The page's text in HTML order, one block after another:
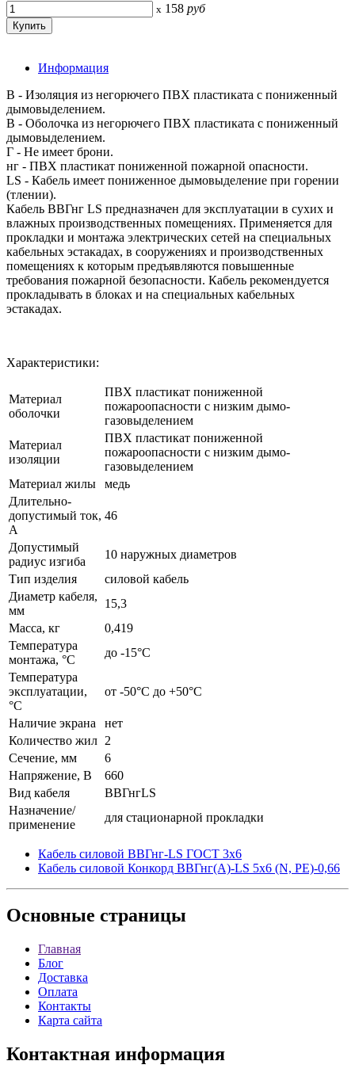
x 158 руб
Информация
В - Изоляция из негорючего ПВХ пластиката с пониженный
дымовыделением.
В - Оболочка из негорючего ПВХ пластиката с пониженный
дымовыделением.
Г - Не имеет брони.
нг - ПВХ пластикат пониженной пожарной опасности.
LS - Кабель имеет пониженное дымовыделение при горении
(тлении).
Кабель ВВГнг LS предназначен для эксплуатации в сухих и
влажных производственных помещениях. Применяется для
прокладки и монтажа электрических сетей на специальных
кабельных эстакадах, в сооружениях и производственных
помещениях к которым предъявляются повышенные
требования пожарной безопасности. Кабель рекомендуется
прокладывать в блоках и на специальных кабельных
эстакадах.
Характеристики:
Материал
оболочки
ПВХ пластикат пониженной
пожароопасности с низким дымо-
газовыделением
Материал
изоляции
ПВХ пластикат пониженной
пожароопасности с низким дымо-
газовыделением
Материал жилы
медь
Длительно-
допустимый ток,
А
46
Допустимый
радиус изгиба
10 наружных диаметров
Тип изделия
силовой кабель
Диаметр кабеля,
мм
15,3
Масса, кг
0,419
Температура
монтажа, °C
до -15°С
Температура
эксплуатации,
°C
от -50°С до +50°С
Наличие экрана
нет
Количество жил 2
Сечение, мм
6
Напряжение, В
660
Вид кабеля
ВВГнгLS
Назначение/
применение
для стационарной прокладки
Кабель силовой ВВГнг-LS ГОСТ 3x6
Кабель силовой Конкорд ВВГнг(A)-LS 5х6 (N, PE)-0,66
Основные страницы
Главная
Блог
Доставка
Оплата
Контакты
Карта сайта
Контактная информация